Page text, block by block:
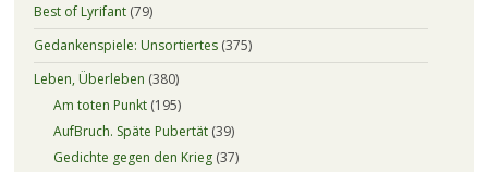
Best of Lyrifant(79)
Gedankenspiele: Unsortiertes(375)
Leben, Überleben (380)
Am toten Punkt(195)
AufBruch. Späte Pubertät(39)
Gedichte gegen den Krieg(37)